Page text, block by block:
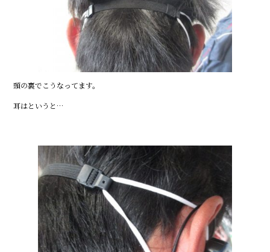
頭の裏でこうなってます。
耳はというと…